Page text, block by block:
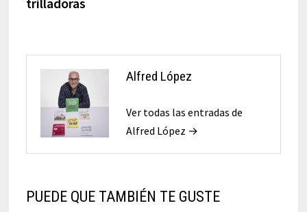
Alfred López
Ver todas las entradas de
Alfred López →
PUEDE QUE TAMBIÉN TE GUSTE